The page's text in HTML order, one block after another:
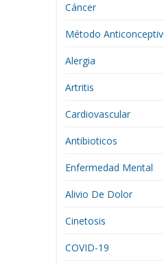
Cáncer
Método
Alergia
Artritis
Cardiovascular
Antibioticos
Enfermedad Mental
Alivio De Dolor
Cinetosis
COVID-19